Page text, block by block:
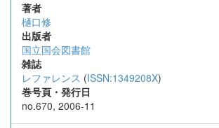
著者
樋口修
出版者
国立国会図書館
雑誌
レファレンス (ISSN:1349208X)
巻号頁・発行日
no.670, 2006-11